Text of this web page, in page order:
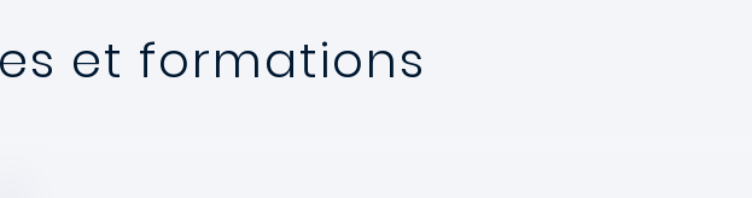
et formations